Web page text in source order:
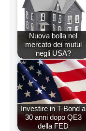
Nuova bolla nel
mercato dei mutui
negli USA?
Investire in T-Bond a
30 anni dopo QE3
della FED